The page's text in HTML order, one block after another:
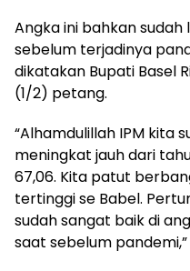
Angka ini bahkan
sebelum terjadinya
dikatakan Bupati Basel
(1/2) petang.
“Alhamdulillah IPM kita
meningkat jauh dari
67,06. Kita patut
tertinggi se Babel.
sudah sangat baik di
saat sebelum